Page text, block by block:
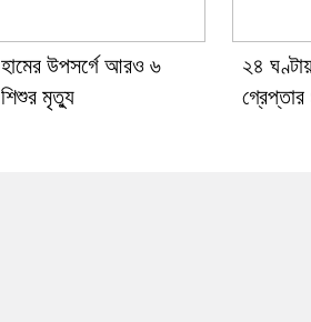
হামের উপসর্গে আরও ৬
শিশুর মৃত্যু
২৪